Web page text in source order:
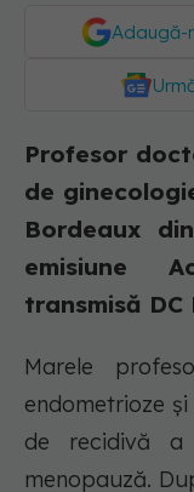
Adaugă-
Profesor
de
Bordeaux
emisiune
transmisă DC
Marele
endometrioze
de recidivă a
menopauză.